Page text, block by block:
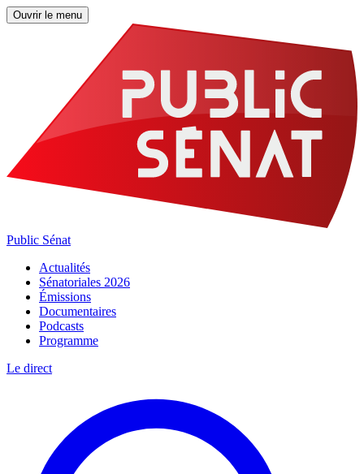
Ouvrir le menu
Public Sénat
Actualités
Sénatoriales 2026
Émissions
Documentaires
Podcasts
Programme
Le direct